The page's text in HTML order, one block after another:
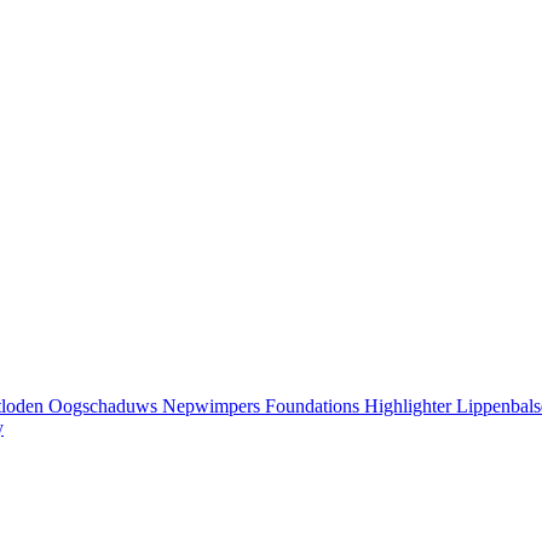
Oogschaduws Nepwimpers Foundations Highlighter